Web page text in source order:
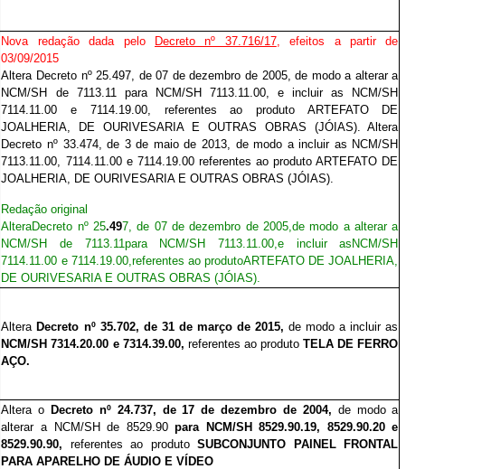
Nova redação dada pelo Decreto nº 37.716/17, efeitos a partir de
03/09/2015
Altera Decreto nº 25.497, de 07 de dezembro de 2005, de modo a alterar a
NCM/SH de 7113.11 para NCM/SH 7113.11.00, e incluir as NCM/SH
7114.11.00 e 7114.19.00, referentes ao produto ARTEFATO DE
JOALHERIA, DE OURIVESARIA E OUTRAS OBRAS (JÓIAS). Altera
Decreto nº 33.474, de 3 de maio de 2013, de modo a incluir as NCM/SH
7113.11.00, 7114.11.00 e 7114.19.00 referentes ao produto ARTEFATO DE
JOALHERIA, DE OURIVESARIA E OUTRAS OBRAS (JÓIAS).
Redação original
AlteraDecreto nº 25.497, de 07 de dezembro de 2005,de modo a alterar a
NCM/SH de 7113.11para NCM/SH 7113.11.00,e incluir as NCM/SH
7114.11.00 e 7114.19.00,referentes ao produtoARTEFATO DE JOALHERIA,
DE OURIVESARIA E OUTRAS OBRAS (JÓIAS).
Altera Decreto nº 35.702, de 31 de março de 2015,de modo a incluir as
NCM/SH 7314.20.00 e 7314.39.00, referentes ao produto TELA DE FERRO
AÇO.
Altera o Decreto nº 24.737, de 17 de dezembro de 2004, de modo a
alterar a NCM/SH de 8529.90para NCM/SH 8529.90.19, 8529.90.20 e
8529.90.90, referentes ao produtoSUBCONJUNTO PAINEL FRONTAL
PARA APARELHO DE ÁUDIO E VÍDEO